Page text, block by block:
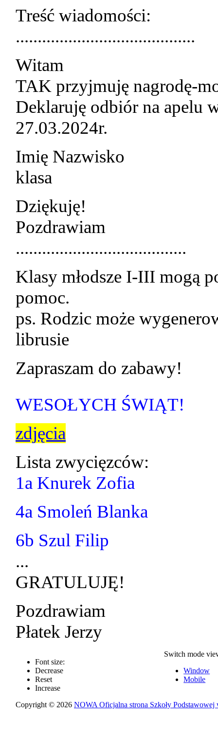
Treść wiadomości:
.........................................
Witam
TAK przyjmuję nagrodę-
Deklaruję odbiór na apelu
27.03.2024r.
Imię Nazwisko
klasa
Dziękuję!
Pozdrawiam
.......................................
Klasy młodsze I-III mogą
pomoc.
ps. Rodzic może
librusie
Zapraszam do zabawy!
WESOŁYCH ŚWIĄT!
zdjęcia
Lista zwycięzców:
1a Knurek Zofia
4a Smoleń Blanka
6b Szul Filip
...
GRATULUJĘ!
Pozdrawiam
Płatek Jerzy
Font size:
Decrease
Reset
Increase
Switch mode
Window
Mobile
Copyright © 2026NOWA Oficjalna strona Szkoły